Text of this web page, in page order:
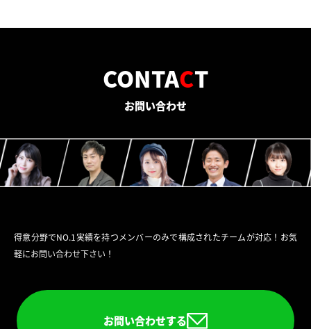
CONTACT
お問い合わせ
得意分野でNO.1実績を持つメンバーのみで構成されたチームが対応！お気
軽にお問い合わせ下さい！
お問い合わせする